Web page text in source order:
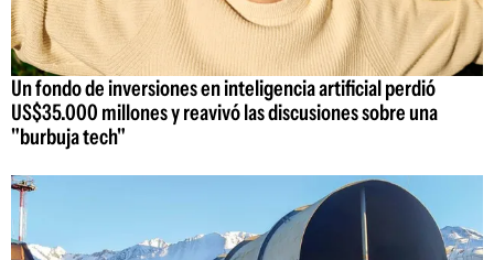
Un fondo de inversiones en inteligencia artificial perdió
US$35.000 millones y reavivó las discusiones sobre una
"burbuja tech"